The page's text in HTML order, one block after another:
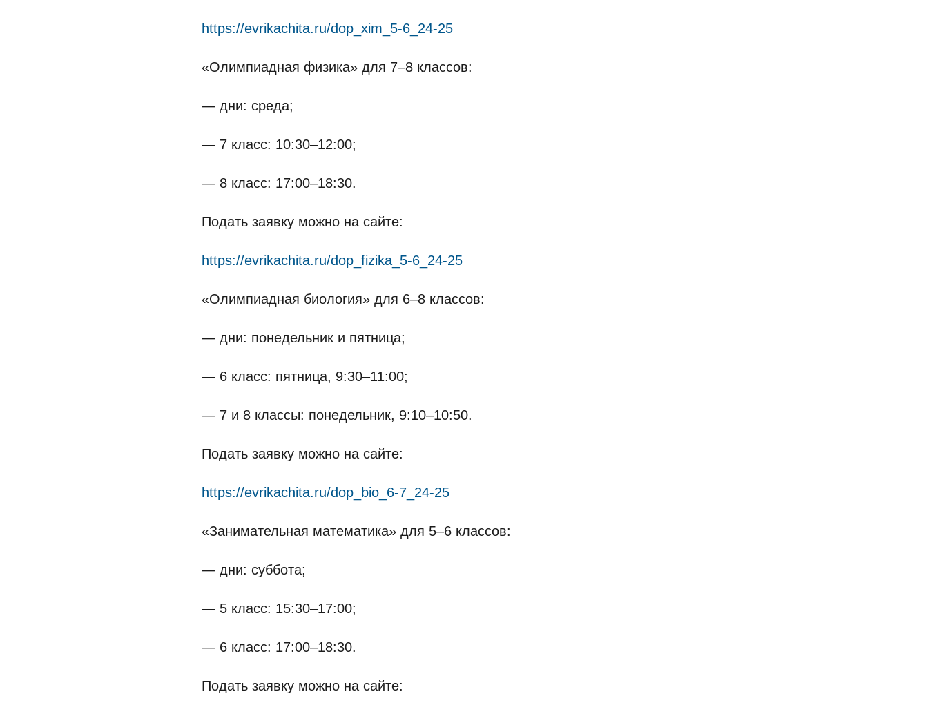
https://evrikachita.ru/dop_xim_5-6_24-25
«Олимпиадная физика» для 7–8 классов:
— дни: среда;
— 7 класс: 10:30–12:00;
— 8 класс: 17:00–18:30.
Подать заявку можно на сайте:
https://evrikachita.ru/dop_fizika_5-6_24-25
«Олимпиадная биология» для 6–8 классов:
— дни: понедельник и пятница;
— 6 класс: пятница, 9:30–11:00;
— 7 и 8 классы: понедельник, 9:10–10:50.
Подать заявку можно на сайте:
https://evrikachita.ru/dop_bio_6-7_24-25
«Занимательная математика» для 5–6 классов:
— дни: суббота;
— 5 класс: 15:30–17:00;
— 6 класс: 17:00–18:30.
Подать заявку можно на сайте: